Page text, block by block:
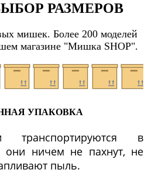
РАЗМЕРОВ
мишек. Более 200 моделей
магазине "Мишка SHOP".
УПАКОВКА
транспортируются в
они ничем не пахнут, не
пыль.